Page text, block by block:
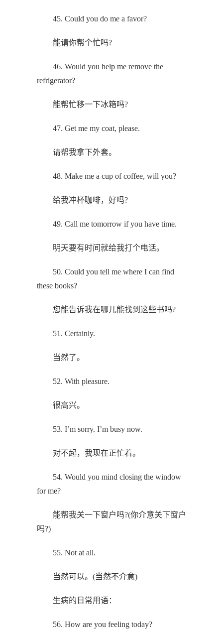
45. Could you do me a favor?
能请你帮个忙吗?
46. Would you help me remove the
refrigerator?
能帮忙移一下冰箱吗?
47. Get me my coat, please.
请帮我拿下外套。
48. Make me a cup of coffee, will you?
给我冲杯咖啡，好吗?
49. Call me tomorrow if you have time.
明天要有时间就给我打个电话。
50. Could you tell me where I can find
these books?
您能告诉我在哪儿能找到这些书吗?
51. Certainly.
当然了。
52. With pleasure.
很高兴。
53. I’m sorry. I’m busy now.
对不起，我现在正忙着。
54. Would you mind closing the window
for me?
能帮我关一下窗户吗?(你介意关下窗户
吗?)
55. Not at all.
当然可以。(当然不介意)
生病的日常用语：
56. How are you feeling today?